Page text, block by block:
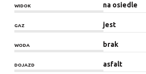
WIDOK na osiedle
GAZ jest
WODA brak
DOJAZD asfalt